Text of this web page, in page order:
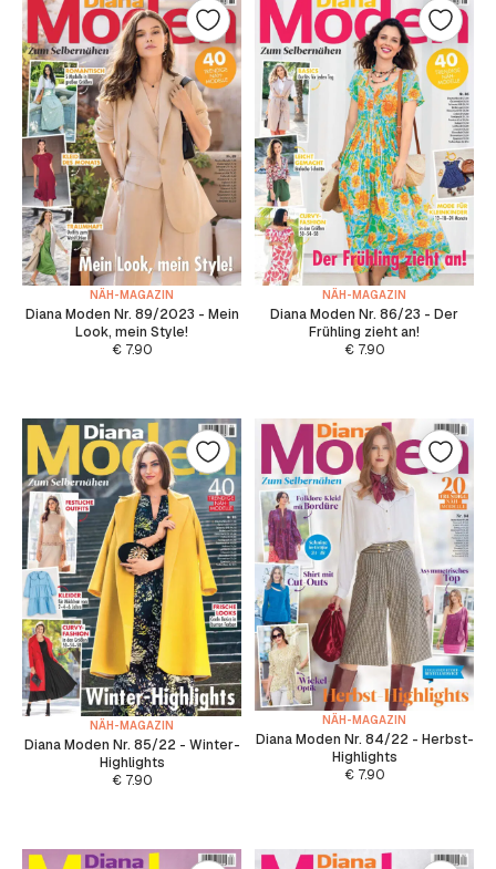
NÄH-MAGAZIN
Diana Moden Nr. 89/2023 - Mein
Look, mein Style!
€7.90
NÄH-MAGAZIN
Diana Moden Nr. 86/23 - Der
Frühling zieht an!
€7.90
NÄH-MAGAZIN
Diana Moden Nr. 85/22 - Winter-
Highlights
€7.90
NÄH-MAGAZIN
Diana Moden Nr. 84/22 - Herbst-
Highlights
€7.90